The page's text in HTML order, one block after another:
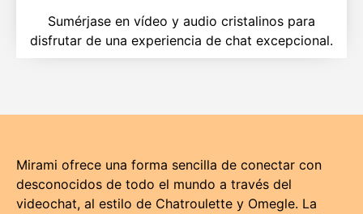
Sumérjase en vídeo y audio cristalinos para
disfrutar de una experiencia de chat excepcional.
Mirami ofrece una forma sencilla de conectar con
desconocidos de todo el mundo a través del
videochat, al estilo de Chatroulette y Omegle. La